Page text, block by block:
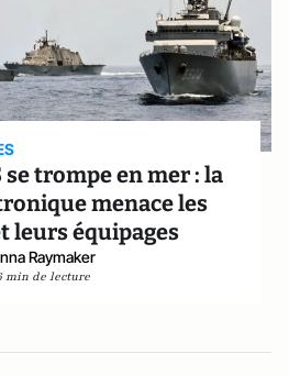
se trompe en mer : la
menace les
leurs équipages
Raymaker
min de lecture